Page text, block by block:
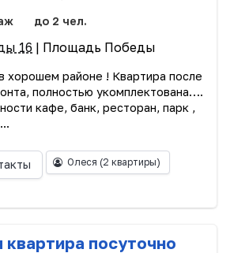
до 2 чел.
16 | Площадь Победы
хорошем районе ! Квартира после
полностью укомплектована….
кафе, банк, ресторан, парк ,
Олеся (2 квартиры)
квартира посуточно